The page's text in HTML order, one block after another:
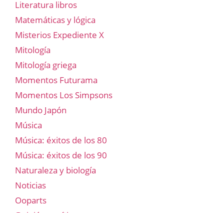
Literatura libros
Matemáticas y lógica
Misterios Expediente X
Mitología
Mitología griega
Momentos Futurama
Momentos Los Simpsons
Mundo Japón
Música
Música: éxitos de los 80
Música: éxitos de los 90
Naturaleza y biología
Noticias
Ooparts